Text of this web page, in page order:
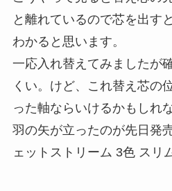
と離れているので芯を出す
わかると思います。
一応入れ替えてみましたが
くい。けど、これ替え芯の
った軸ならいけるかもしれ
羽の矢が立ったのが先日発
ェットストリーム 3色 スリ